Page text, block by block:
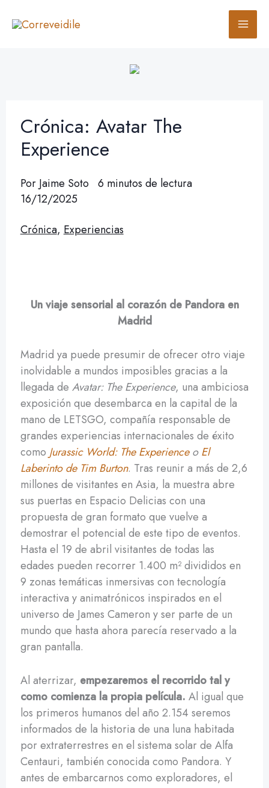
Crónica: Avatar The
Experience
Por Jaime Soto
6 minutos de lectura
16/12/2025
Crónica, Experiencias
Un viaje sensorial al corazón de Pandora en
Madrid
Madrid ya puede presumir de ofrecer otro viaje
inolvidable a mundos imposibles gracias a la
llegada de Avatar: The Experience, una ambiciosa
exposición que desembarca en la capital de la
mano de LETSGO, compañía responsable de
grandes experiencias internacionales de éxito
como Jurassic World: The ExperienceoEl
Laberinto de Tim Burton. Tras reunir a más de 2,6
millones de visitantes en Asia, la muestra abre
sus puertas en Espacio Delicias con una
propuesta de gran formato que vuelve a
demostrar el potencial de este tipo de eventos.
Hasta el 19 de abril visitantes de todas las
edades pueden recorrer 1.400 m² divididos en
9 zonas temáticas inmersivas con tecnología
interactiva y animatrónicos inspirados en el
universo de James Cameron y ser parte de un
mundo que hasta ahora parecía reservado a la
gran pantalla.
Al aterrizar, empezaremos el recorrido tal y
como comienza la propia película. Al igual que
los primeros humanos del año 2.154 seremos
informados de la historia de una luna habitada
por extraterrestres en el sistema solar de Alfa
Centauri, también conocida como Pandora. Y
antes de embarcarnos como exploradores, el
u